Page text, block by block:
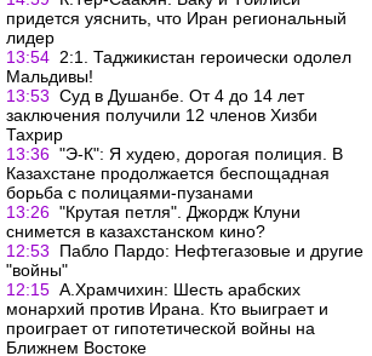
придется уяснить, что Иран региональный
лидер
13:54 2:1. Таджикистан героически одолел
Мальдивы!
13:53 Суд в Душанбе. От 4 до 14 лет
заключения получили 12 членов Хизби
Тахрир
13:36 "Э-К": Я худею, дорогая полиция. В
Казахстане продолжается беспощадная
борьба с полицаями-пузанами
13:26 "Крутая петля". Джордж Клуни
снимется в казахстанском кино?
12:53
Пабло Пардо: Нефтегазовые и другие
"войны"
12:15 А.Храмчихин: Шесть арабских
монархий против Ирана. Кто выиграет и
проиграет от гипотетической войны на
Ближнем Востоке